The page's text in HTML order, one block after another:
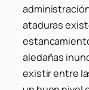
ataduras
aledañas
existir entre